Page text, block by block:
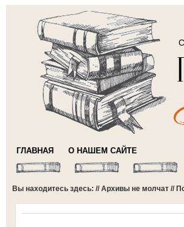
ГЛАВНАЯ О НАШЕМ САЙТЕ
Вы находитесь здесь: //Архивы не молчат //